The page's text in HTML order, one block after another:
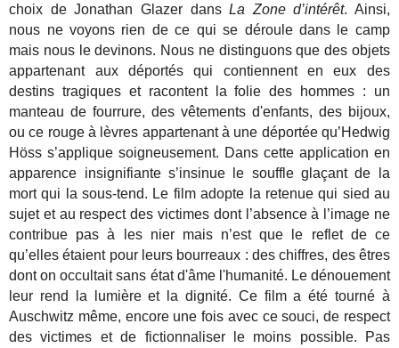
choix de Jonathan Glazer dansLa Zone d’intérêt. Ainsi,
nous ne voyons rien de ce qui se déroule dans le camp
mais nous le devinons. Nous ne distinguons que des objets
appartenant aux déportés qui contiennent en eux des
destins tragiques et racontent la folie des hommes : un
manteau de fourrure, des vêtements d'enfants, des bijoux,
ou ce rouge à lèvres appartenant à une déportée qu’Hedwig
Höss s’applique soigneusement. Dans cette application en
apparence insignifiante s’insinue le souffle glaçant de la
mort qui la sous-tend. Le film adopte la retenue qui sied au
sujet et au respect des victimes dont l’absence à l’image ne
contribue pas à les nier mais n’est que le reflet de ce
qu’elles étaient pour leurs bourreaux : des chiffres, des êtres
dont on occultait sans état d'âme l'humanité. Le dénouement
leur rend la lumière et la dignité. Ce film a été tourné à
Auschwitz même, encore une fois avec ce souci, de respect
des victimes et de fictionnaliser le moins possible. Pas